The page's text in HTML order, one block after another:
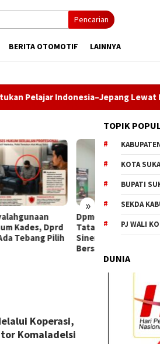
Pencarian
BERITA OTOMOTIF LAINNYA
Indonesia–Jepang Lewat
»
Perkuat
Desa Melalui
Program Jaga Desa
Bupati Asep
Komitmen
Koperasi,
Komaladelsi
TOPIK
KOTA
BUPATI
SEKDA
PJ WALI
DUNIA